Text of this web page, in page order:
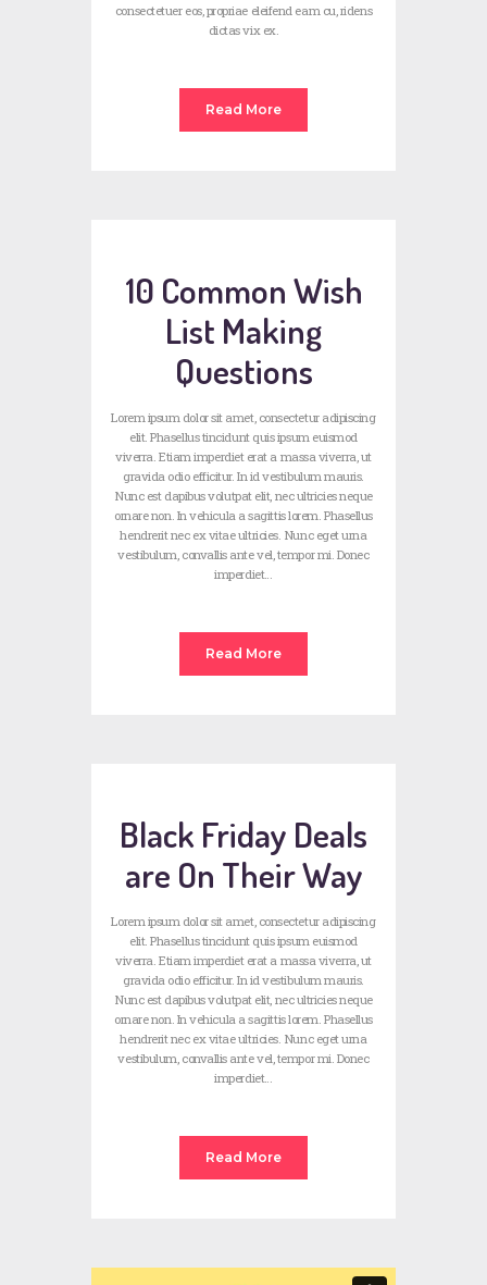
consectetuer eos, propriae eleifend eam cu, ridens
dictas vix ex.
Read More
10 Common Wish
List Making
Questions
Lorem ipsum dolor sit amet, consectetur adipiscing
elit. Phasellus tincidunt quis ipsum euismod
viverra. Etiam imperdiet erat a massa viverra, ut
gravida odio efficitur. In id vestibulum mauris.
Nunc est dapibus volutpat elit, nec ultricies neque
ornare non. In vehicula a sagittis lorem. Phasellus
hendrerit nec ex vitae ultricies. Nunc eget urna
vestibulum, convallis ante vel, tempor mi. Donec
imperdiet…
Read More
Black Friday Deals
are On Their Way
Lorem ipsum dolor sit amet, consectetur adipiscing
elit. Phasellus tincidunt quis ipsum euismod
viverra. Etiam imperdiet erat a massa viverra, ut
gravida odio efficitur. In id vestibulum mauris.
Nunc est dapibus volutpat elit, nec ultricies neque
ornare non. In vehicula a sagittis lorem. Phasellus
hendrerit nec ex vitae ultricies. Nunc eget urna
vestibulum, convallis ante vel, tempor mi. Donec
imperdiet…
Read More